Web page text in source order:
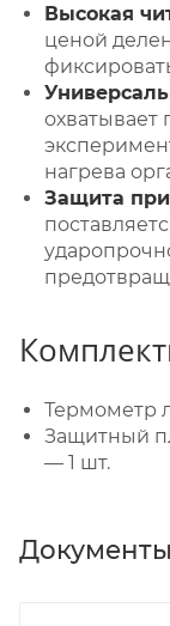
Высокая
ценой
охватывает
нагрева
Защита
Термометр
Защитный
— 1 шт.
Документы